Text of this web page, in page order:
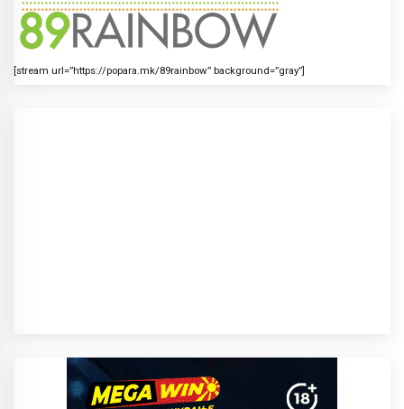
[stream url=”https://popara.mk/89rainbow” background=”gray”]